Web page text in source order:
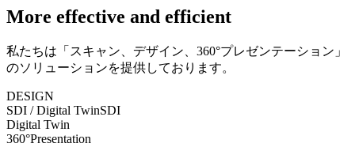
More effective and efficient
私たちは「スキャン、デザイン、360°プレゼンテーション」
のソリューションを提供しております。
DESIGN
SDI / Digital TwinSDI
Digital Twin
360°Presentation